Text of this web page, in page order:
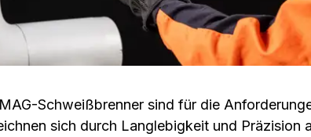
Schweißbrenner sind für die
sich durch Langlebigkeit und Präzision